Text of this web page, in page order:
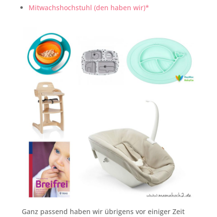
Mitwachshochstuhl (den haben wir)*
Ganz passend haben wir übrigens vor einiger Zeit